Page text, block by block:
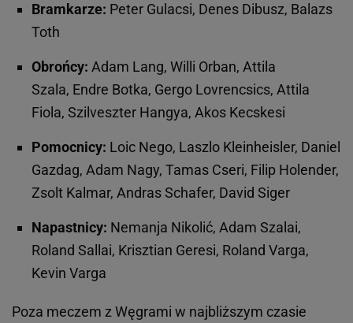
Bramkarze: Peter Gulacsi, Denes Dibusz, Balazs
Toth
Obrońcy: Adam Lang, Willi Orban, Attila
Szala, Endre Botka, Gergo Lovrencsics, Attila
Fiola, Szilveszter Hangya, Akos Kecskesi
Pomocnicy: Loic Nego, Laszlo Kleinheisler, Daniel
Gazdag, Adam Nagy, Tamas Cseri, Filip Holender,
Zsolt Kalmar, Andras Schafer, David Siger
Napastnicy: Nemanja Nikolić, Adam Szalai,
Roland Sallai, Krisztian Geresi, Roland Varga,
Kevin Varga
Poza meczem z Węgrami w najbliższym czasie